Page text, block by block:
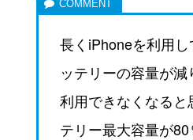
長くiPhoneを利用
ッテリーの容量が
利用できなくなると
テリー最大容量が